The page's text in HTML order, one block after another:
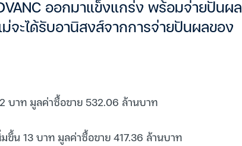
ออกมาแข็งแกร่ง พร้อมจ่ายปันผล
จะได้รับอานิสงส์จากการจ่ายปันผลของ
บาท มูลค่าซื้อขาย 532.06 ล้านบาท
น 13 บาท มูลค่าซื้อขาย 417.36 ล้านบาท